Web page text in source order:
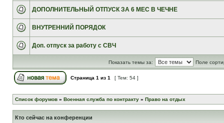
ДОПОЛНИТЕЛЬНЫЙ ОТПУСК ЗА 6 МЕС В ЧЕЧНЕ
ВНУТРЕННИЙ ПОРЯДОК
Доп. отпуск за работу с СВЧ
Показать темы за: Поле
Страница 1 из 1 [ Тем: 54 ]
Список форумов » Военная служба по контракту » Право на отдых
Кто сейчас на конференции